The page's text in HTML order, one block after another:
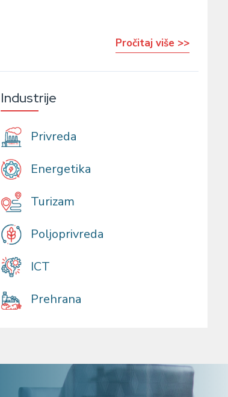
Pročitaj više >>
Industrije
Privreda
Energetika
Turizam
Poljoprivreda
ICT
Prehrana